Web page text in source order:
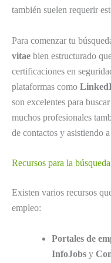
también suelen requerir
Para comenzar tu
vitae bien estructurado
certificaciones en
plataformas como
son excelentes para
muchos profesionales
de contactos y asistiendo
Recursos para la
Existen varios recursos
empleo:
Portales de
InfoJobs y